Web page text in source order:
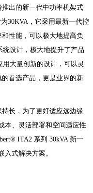
出的新一代中功率机架式
30KVA，它采用最新一代控
性能，可以极大地提高负
设计，极大地提升了产品
大量创新的设计，可以灵
首选产品，更是业界的新
长，为了更好适应远边缘
本、灵活部署和空间适应性
ITA2 系列 30kVA 新一
入式解决方案。